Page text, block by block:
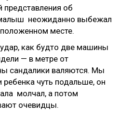
об
малыш неожиданно выбежал
месте.
как будто две машины
— в метре от
сандалики валяются. Мы
ребенка чуть подальше, он
молчал, а потом
очевидцы.